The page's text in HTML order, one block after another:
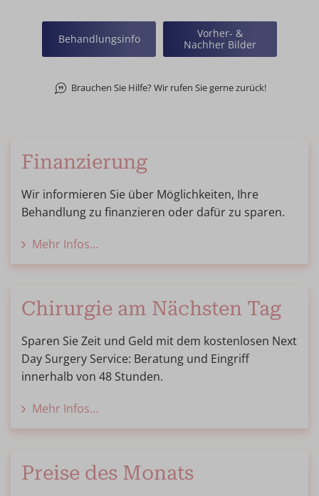
Behandlungsinfo
Vorher- &
Nachher Bilder
Brauchen Sie Hilfe? Wir rufen Sie gerne zurück!
Finanzierung
Wir informieren Sie über Möglichkeiten, Ihre
Behandlung zu finanzieren oder dafür zu sparen.
Mehr Infos...
Chirurgie am Nächsten Tag
Sparen Sie Zeit und Geld mit dem kostenlosen Next
Day Surgery Service: Beratung und Eingriff
innerhalb von 48 Stunden.
Mehr Infos...
Preise des Monats